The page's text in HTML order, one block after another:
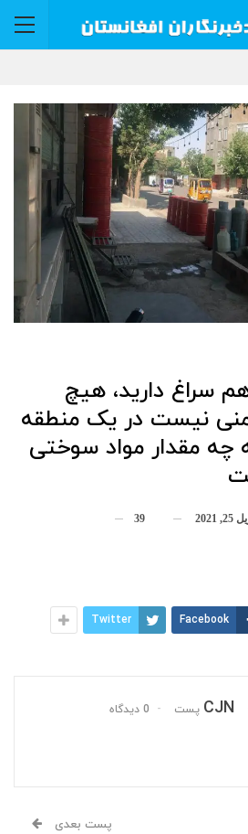
سراغ دارید، هیچ
نیست در یک منطقه
چه مقدار مواد سوختی
2021
39
Facebook
Twitter
CJN 0 دیدگاه
پست بعدی